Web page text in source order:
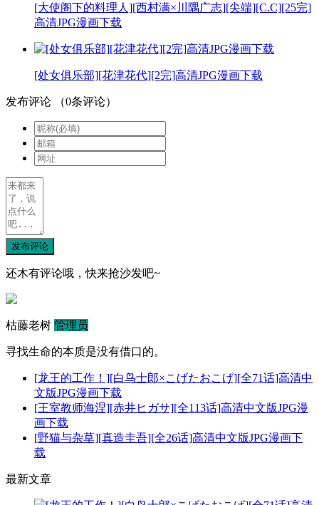
[大使阁下的料理人][西村满×川隅广志][尖端][C.C][25完]
高清JPG漫画下载
[处女俱乐部][花津花代][2完]高清JPG漫画下载
发布评论 （0条评论）
发布评论
还木有评论哦，快来抢沙发吧~
枯藤老树 管理员
寻找生命的本质是没有借口的。
[龙王的工作！][白鸟士郎×こげたおこげ][全71话]高清中
文版JPG漫画下载
[王室教师海涅][赤井ヒガサ][全113话]高清中文版JPG漫
画下载
[野猫与杂草][真造圭吾][全26话]高清中文版JPG漫画下
载
最新文章